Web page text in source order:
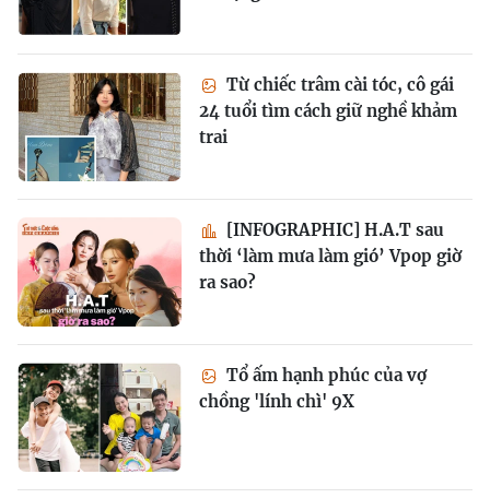
Từ chiếc trâm cài tóc, cô gái
24 tuổi tìm cách giữ nghề khảm
trai
[INFOGRAPHIC] H.A.T sau
thời ‘làm mưa làm gió’ Vpop giờ
ra sao?
Tổ ấm hạnh phúc của vợ
chồng 'lính chì' 9X